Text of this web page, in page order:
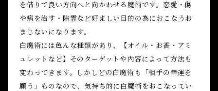
を借りて良い方向へと向かわせる魔術です。恋愛・傷
や病を治す・除霊など好ましい目的の為におこなうお
まじないになります。
白魔術には色んな種類があり、【オイル・お香・アミ
ュレットなど】そのターゲットや内容によって方法も
変わってきます。しかしどの白魔術も「相手の幸運を
願う」ものなので、気持ち的に白魔術をおこなってい